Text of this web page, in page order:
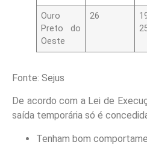
Ouro
Preto do
Oeste
26
Fonte: Sejus
De acordo com a Lei de
saída temporária só é
Tenham bom